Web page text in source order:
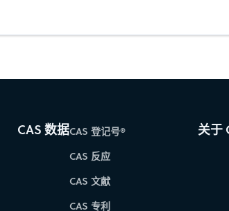
CAS 数据CAS 登记号®
CAS 反应
CAS 文献
CAS 专利
关于